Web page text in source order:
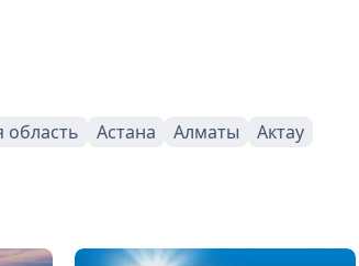
область Астана Алматы
Актау